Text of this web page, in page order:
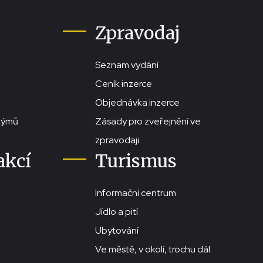
Zpravodaj
Seznam vydání
Ceník inzerce
Objednávka inzerce
Zásady pro zveřejnění ve
zpravodaji
Turismus
Informační centrum
Jídlo a pití
Ubytování
Ve městě, v okolí, trochu dál